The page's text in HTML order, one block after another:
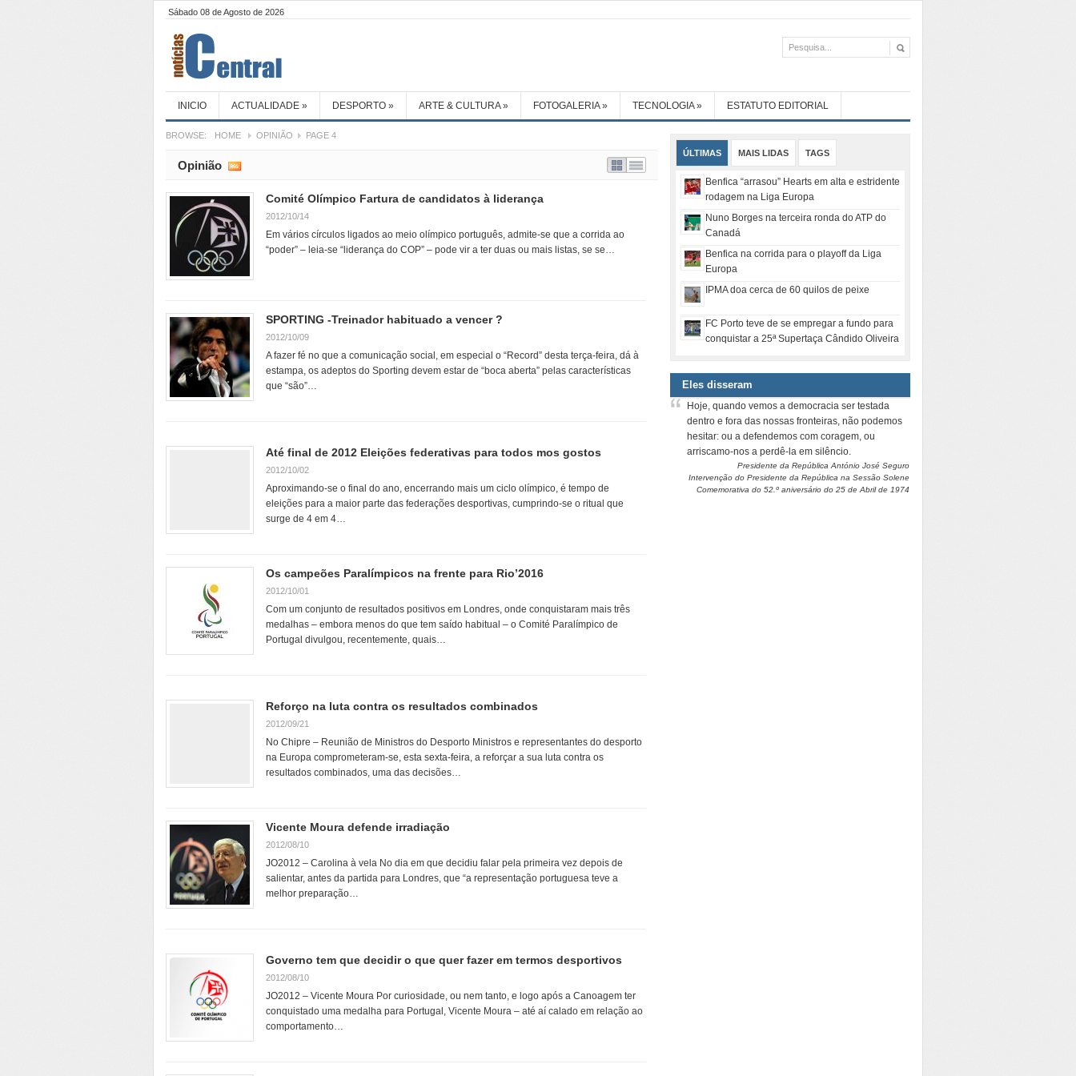
Sábado 08 de Agosto de 2026
INICIO ACTUALIDADE » DESPORTO » ARTE & CULTURA» FOTOGALERIA» TECNOLOGIA» ESTATUTO EDITORIAL
BROWSE: HOME OPINIÃO PAGE 4
Opinião
Comité Olímpico Fartura de candidatos à liderança
2012/10/14
Em vários círculos ligados ao meio olímpico português, admite-se que a corrida ao
“poder” – leia-se “liderança do COP” – pode vir a ter duas ou mais listas, se se…
SPORTING -Treinador habituado a vencer ?
2012/10/09
A fazer fé no que a comunicação social, em especial o “Record” desta terça-feira, dá à
estampa, os adeptos do Sporting devem estar de “boca aberta” pelas características
que “são”…
Até final de 2012 Eleições federativas para todos mos gostos
2012/10/02
Aproximando-se o final do ano, encerrando mais um ciclo olímpico, é tempo de
eleições para a maior parte das federações desportivas, cumprindo-se o ritual que
surge de 4 em 4…
Os campeões Paralímpicos na frente para Rio’2016
2012/10/01
Com um conjunto de resultados positivos em Londres, onde conquistaram mais três
medalhas – embora menos do que tem saído habitual – o Comité Paralímpico de
Portugal divulgou, recentemente, quais…
Reforço na luta contra os resultados combinados
2012/09/21
No Chipre – Reunião de Ministros do Desporto Ministros e representantes do desporto
na Europa comprometeram-se, esta sexta-feira, a reforçar a sua luta contra os
resultados combinados, uma das decisões…
Vicente Moura defende irradiação
2012/08/10
JO2012 – Carolina à vela No dia em que decidiu falar pela primeira vez depois de
salientar, antes da partida para Londres, que “a representação portuguesa teve a
melhor preparação…
Governo tem que decidir o que quer fazer em termos desportivos
2012/08/10
JO2012 – Vicente Moura Por curiosidade, ou nem tanto, e logo após a Canoagem ter
conquistado uma medalha para Portugal, Vicente Moura – até aí calado em relação ao
comportamento…
ÚLTIMAS MAIS LIDAS TAGS
Benfica “arrasou” Hearts em alta e estridente
rodagem na Liga Europa
Nuno Borges na terceira ronda do ATP do
Canadá
Benfica na corrida para o playoff da Liga
Europa
IPMA doa cerca de 60 quilos de peixe
FC Porto teve de se empregar a fundo para
conquistar a 25ª Supertaça Cândido Oliveira
Eles disseram
Hoje, quando vemos a democracia ser testada
dentro e fora das nossas fronteiras, não podemos
hesitar: ou a defendemos com coragem, ou
arriscamo-nos a perdê-la em silêncio.
Presidente da República António José Seguro
Intervenção do Presidente da República na Sessão Solene
Comemorativa do 52.º aniversário do 25 de Abril de 1974